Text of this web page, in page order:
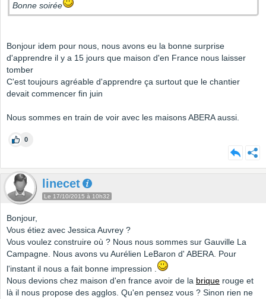
Bonne soirée
Bonjour idem pour nous, nous avons eu la bonne surprise
d'apprendre il y a 15 jours que maison d'en France nous laisser
tomber
C'est toujours agréable d'apprendre ça surtout que le chantier
devait commencer fin juin
Nous sommes en train de voir avec les maisons ABERA aussi.
0
linecet
Le 17/10/2015 à 10h32
Bonjour,
Vous étiez avec Jessica Auvrey ?
Vous voulez construire où ? Nous nous sommes sur Gauville La
Campagne. Nous avons vu Aurélien LeBaron d' ABERA. Pour
l'instant il nous a fait bonne impression .
Nous devions chez maison d'en france avoir de la brique rouge et
là il nous propose des agglos. Qu'en pensez vous ? Sinon rien ne